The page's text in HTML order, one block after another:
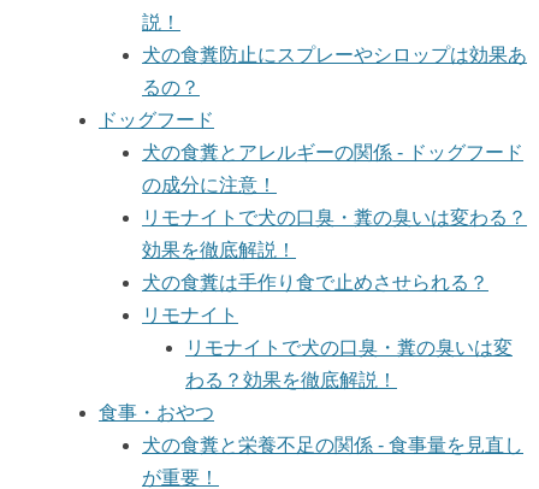
説！
犬の食糞防止にスプレーやシロップは効果あ
るの？
ドッグフード
犬の食糞とアレルギーの関係 - ドッグフード
の成分に注意！
リモナイトで犬の口臭・糞の臭いは変わる？
効果を徹底解説！
犬の食糞は手作り食で止めさせられる？
リモナイト
リモナイトで犬の口臭・糞の臭いは変
わる？効果を徹底解説！
食事・おやつ
犬の食糞と栄養不足の関係 - 食事量を見直し
が重要！